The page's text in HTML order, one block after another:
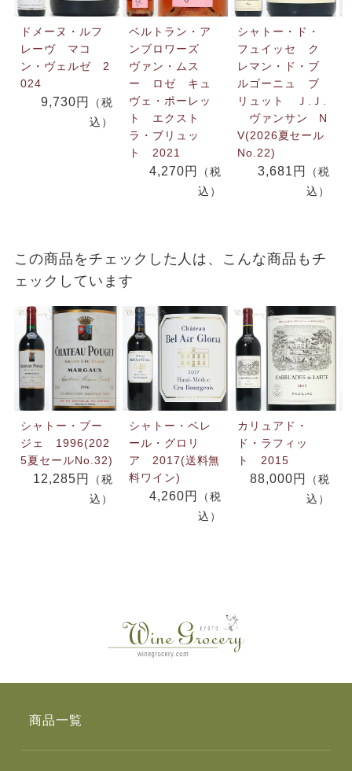
ドメーヌ・ルフ
レーヴ マコ
ン・ヴェルゼ 2
024
9,730円
（税
込）
ベルトラン・ア
ンブロワーズ
ヴァン・ムス
ー ロゼ キュ
ヴェ・ポーレッ
ト エクスト
ラ・ブリュッ
ト 2021
4,270円
（税
込）
シャトー・ド・
フュイッセ ク
レマン・ド・ブ
ルゴーニュ ブ
リュット Ｊ.Ｊ.
ヴァンサン N
V(2026夏セール
No.22)
3,681円
（税
込）
この商品をチェックした人は、こんな商品もチ
ェックしています
シャトー・プー
ジェ 1996(202
5夏セールNo.32)
12,285円
（税
込）
シャトー・ベレ
ール・グロリ
ア 2017(送料無
料ワイン)
4,260円
（税
込）
カリュアド・
ド・ラフィッ
ト 2015
88,000円
（税
込）
商品一覧